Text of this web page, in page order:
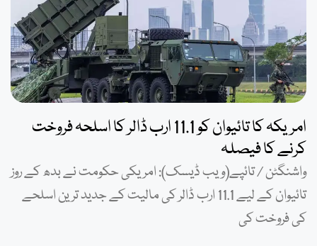
امریکہ کا تائیوان کو 11.1 ارب ڈالر کا اسلحہ فروخت
کرنے کا فیصلہ
واشنگٹن / تائپے(ویب ڈیسک): امریکی حکومت نے بدھ کے روز
تائیوان کے لیے 11.1 ارب ڈالر کی مالیت کے جدید ترین اسلحے
کی فروخت کی